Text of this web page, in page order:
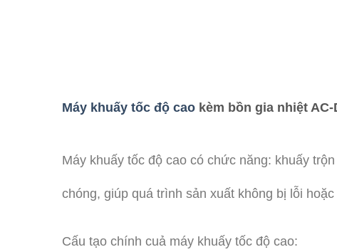
Máy khuấy tốc độ cao kèm bồn gia nhiệt AC-
Máy khuấy tốc độ cao có chức năng: khuấy
chóng, giúp quá trình sản xuất không bị lỗi
Cấu tạo chính cuả máy khuấy tốc độ cao: